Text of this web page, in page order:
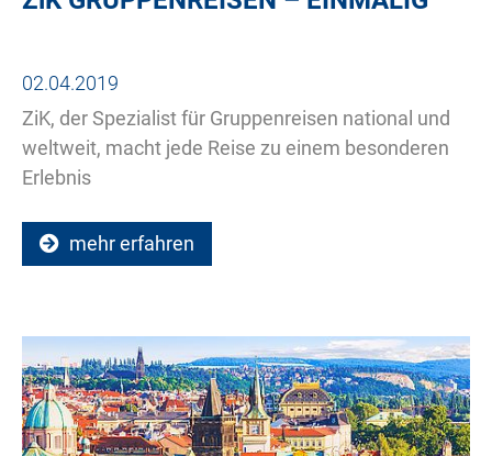
02.04.2019
ZiK, der Spezialist für Gruppenreisen national und
weltweit, macht jede Reise zu einem besonderen
Erlebnis
mehr erfahren